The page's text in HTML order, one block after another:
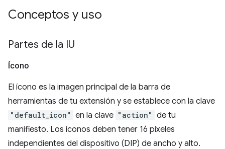
Conceptos y uso
Partes de la IU
Ícono
El ícono es la imagen principal de la barra de
herramientas de tu extensión y se establece con la clave
"default_icon" en la clave "action" de tu
manifiesto. Los íconos deben tener 16 píxeles
independientes del dispositivo (DIP) de ancho y alto.